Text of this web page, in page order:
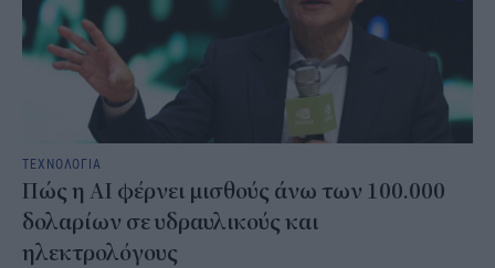
ΤΕΧΝΟΛΟΓΙΑ
Πώς η AI φέρνει μισθούς άνω των 100.000
δολαρίων σε υδραυλικούς και
ηλεκτρολόγους